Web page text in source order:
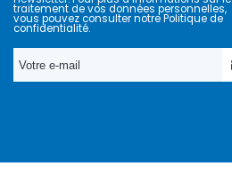
traitement de vos données personnelles,
vous pouvez consulter notre Politique de
confidentialité.